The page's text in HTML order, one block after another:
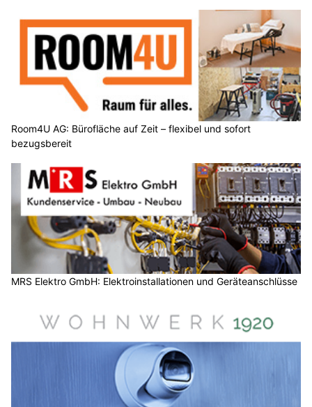
Room4U AG: Bürofläche auf Zeit – flexibel und sofort
bezugsbereit
MRS Elektro GmbH: Elektroinstallationen und Geräteanschlüsse